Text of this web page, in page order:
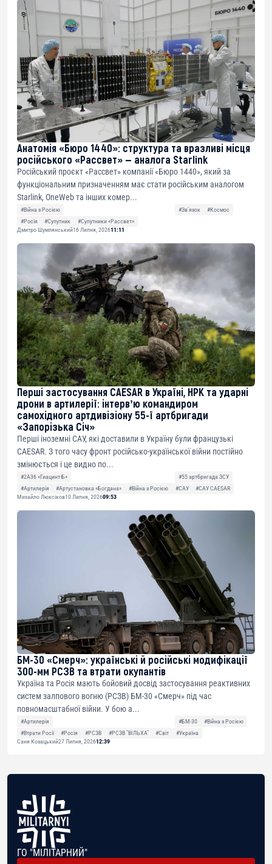
Анатомія «Бюро 1440»: структура та вразливі місця
російського «Рассвет» — аналога Starlink
Російський проєкт «Рассвет» компанії «Бюро 1440», який за
функціональним призначенням має стати російським аналогом
Starlink, OneWeb та інших комер...
#Війна з Росією #Звʼязок
#Космос
#Росія
#Супутник
#Супутники «Рассвет»
Дмитро Шумлянський16 Липня, 202611:11
Перші застосування CAESAR в Україні, НРК та ударні
дрони в артилерії: інтервʼю командиром
самохідного артдивізіону 55-ї артбригади
«Запорізька Січ»
Перші іноземні САУ, які доставили в Україну були французькі
CAESAR. З того часу фронт російсько-української війни постійно
змінюється і це видно по...
#2А36 «Гиацинт-Б»
#55 артбригада ЗСУ
#Артилерія
#Артустановка «Богдана» #Війна з Росією #САУ
#САУ CAESAR
Михайло Люксіков10 Липня, 202609:53
БМ-30 «Смерч»: українські й російські модифікації
300-мм РСЗВ та втрати окупантів
Україна та Росія мають бойовий досвід застосування реактивних
систем залпового вогню (РСЗВ) БМ-30 «Смерч» під час
повномасштабної війни. У бою а...
#Артилерія #БМ-30
#Війна з Росією
#Втрати Росії
#Росія #РСЗВ #РСЗВ "ВІЛЬХА" #Світ
#Україна
Саня Козацький27 Липня, 202612:39
ГО "МІЛІТАРНИЙ"